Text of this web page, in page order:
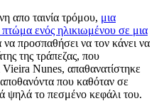
απο ταινία τρόμου, μια
ενός ηλικιωμένου σε μια
να προσπαθήσει να τον κάνει να
της τράπεζας, που
Nunes, απαθανατίστηκε
που καθόταν σε
ψηλά το πεσμένο κεφάλι του.